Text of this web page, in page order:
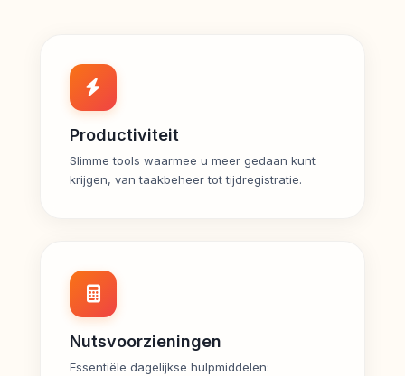
Productiviteit
Slimme tools waarmee u meer gedaan kunt
krijgen, van taakbeheer tot tijdregistratie.
Nutsvoorzieningen
Essentiële dagelijkse hulpmiddelen: